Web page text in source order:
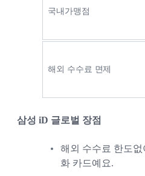
국내가맹점
해외 수수료 면제
삼성 iD 글로벌 장점
해외 수수료 한도
화 카드예요.